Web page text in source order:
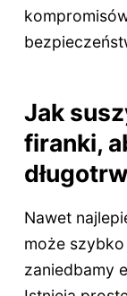
Jak
firanki,
Nawet
może
zaniedbamy